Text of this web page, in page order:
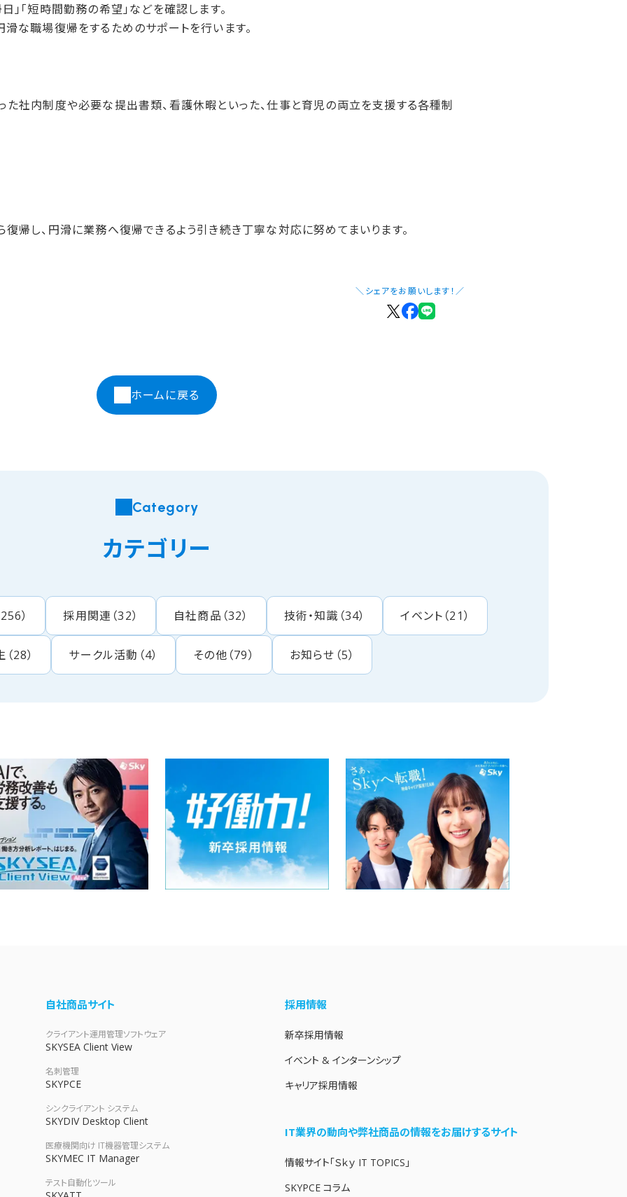
」「短時間勤務の希望」などを確認します。
な職場復帰をするためのサポートを行います。
た社内制度や必要な提出書類、看護休暇といった、仕事と育児の両立を支援する各種制
帰し、円滑に業務へ復帰できるよう引き続き丁寧な対応に努めてまいります。
＼シェアをお願いします！／
ホームに戻る
Category
カテゴリー
256） 採用関連 （32） 自社商品 （32） 技術・知識 （34） イベント （21）
（28） サークル活動 （4） その他 （79） お知らせ （5）
自社商品サイト
クライアント運用管理ソフトウェア
SKYSEA Client View
名刺管理
SKYPCE
シンクライアント システム
SKYDIV Desktop Client
医療機関向け IT機器管理システム
SKYMEC IT Manager
テスト自動化ツール
採用情報
新卒採用情報
イベント & インターンシップ
キャリア採用情報
IT業界の動向や弊社商品の情報をお届けするサイト
情報サイト「Ｓｋｙ IT TOPICS」
SKYPCE コラム